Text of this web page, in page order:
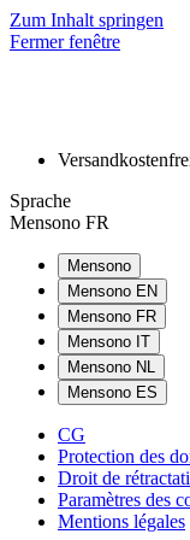
Zum Inhalt springen
Fermer fenêtre
Sprache
Mensono FR
Mensono
Mensono EN
Mensono FR
Mensono IT
Mensono NL
Mensono ES
CG
Protection des
Droit de
Paramètres des
Mentions légales